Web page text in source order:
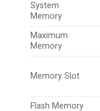
System
Memory
Maximum
Memory
Memory Slot
Flash Memory